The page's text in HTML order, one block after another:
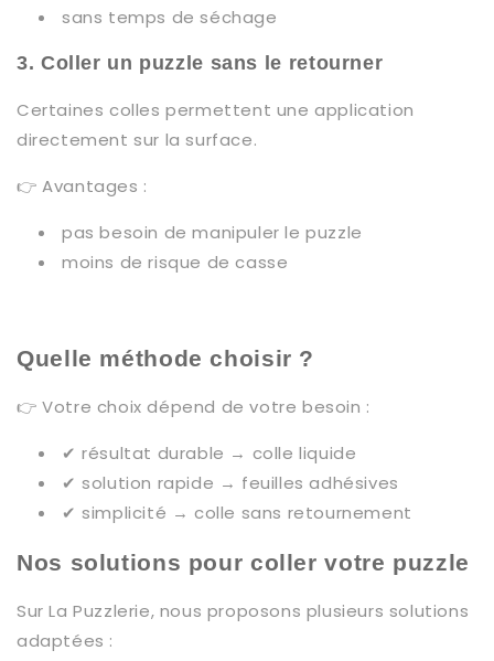
sans temps de séchage
3. Coller un puzzle sans le retourner
Certaines colles permettent une application
directement sur la surface.
👉 Avantages :
pas besoin de manipuler le puzzle
moins de risque de casse
Quelle méthode choisir ?
👉 Votre choix dépend de votre besoin :
✔ résultat durable → colle liquide
✔ solution rapide → feuilles adhésives
✔ simplicité → colle sans retournement
Nos solutions pour coller votre puzzle
Sur La Puzzlerie, nous proposons plusieurs solutions
adaptées :